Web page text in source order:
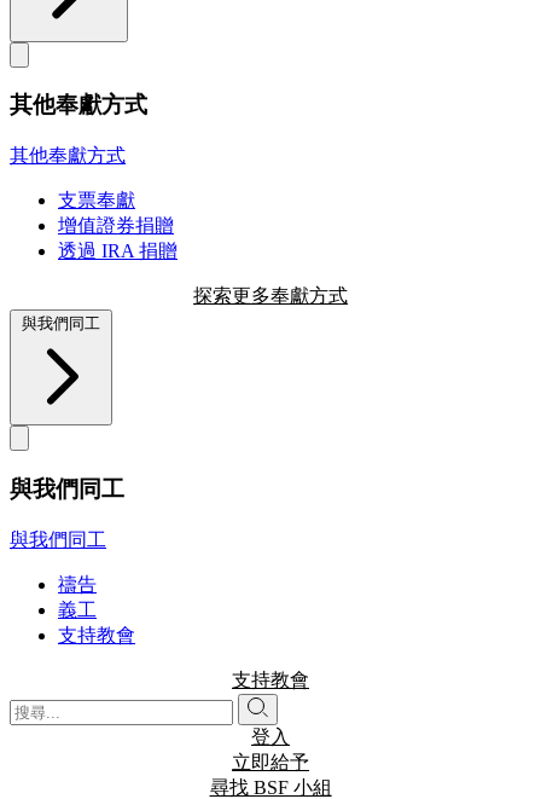
其他奉獻方式
其他奉獻方式
支票奉獻
增值證券捐贈
透過 IRA 捐贈
探索更多奉獻方式
與我們同工
與我們同工
與我們同工
禱告
義工
支持教會
支持教會
登入
立即給予
尋找 BSF 小組